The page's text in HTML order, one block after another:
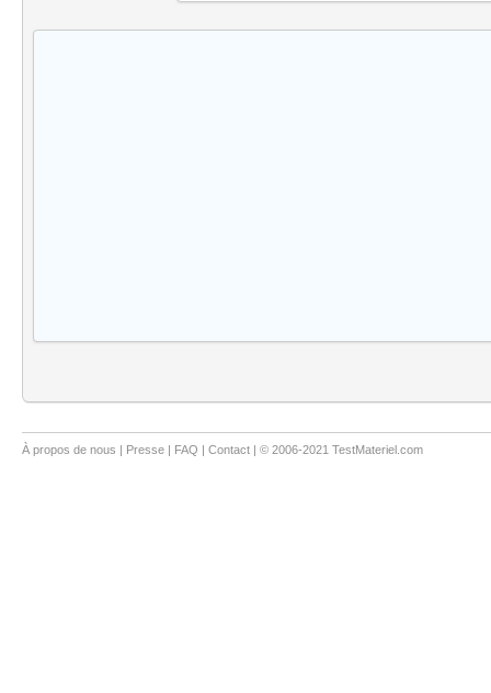
À propos de nous | Presse | FAQ | Contact | © 2006-2021 TestMateriel.com